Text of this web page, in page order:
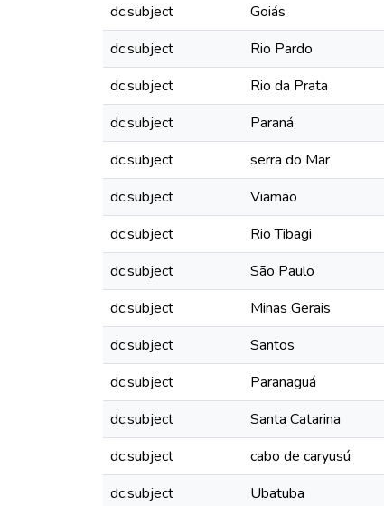
dc.subject
Goiás
dc.subject
Rio Pardo
dc.subject
Rio da Prata
dc.subject
Paraná
dc.subject
serra do Mar
dc.subject
Viamão
dc.subject
Rio Tibagi
dc.subject
São Paulo
dc.subject
Minas Gerais
dc.subject
Santos
dc.subject
Paranaguá
dc.subject
Santa Catarina
dc.subject
cabo de caryusú
dc.subject
Ubatuba